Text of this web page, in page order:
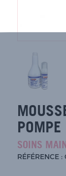
POMPE
SOINS
RÉFÉRENCE :